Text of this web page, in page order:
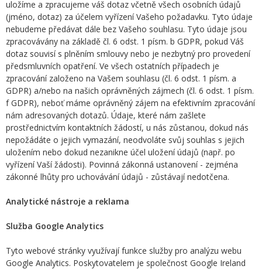
uložíme a zpracujeme váš dotaz včetně všech osobních údajů
(jméno, dotaz) za účelem vyřízení Vašeho požadavku. Tyto údaje
nebudeme předávat dále bez Vašeho souhlasu. Tyto údaje jsou
zpracovávány na základě čl. 6 odst. 1 písm. b GDPR, pokud Váš
dotaz souvisí s plněním smlouvy nebo je nezbytný pro provedení
předsmluvních opatření. Ve všech ostatních případech je
zpracování založeno na Vašem souhlasu (čl. 6 odst. 1 písm. a
GDPR) a/nebo na našich oprávněných zájmech (čl. 6 odst. 1 písm.
f GDPR), neboť máme oprávněný zájem na efektivním zpracování
nám adresovaných dotazů. Údaje, které nám zašlete
prostřednictvím kontaktních žádostí, u nás zůstanou, dokud nás
nepožádáte o jejich vymazání, neodvoláte svůj souhlas s jejich
uložením nebo dokud nezanikne účel uložení údajů (např. po
vyřízení Vaší žádosti). Povinná zákonná ustanovení - zejména
zákonné lhůty pro uchovávání údajů - zůstávají nedotčena.
Analytické nástroje a reklama
Služba Google Analytics
Tyto webové stránky využívají funkce služby pro analýzu webu
Google Analytics. Poskytovatelem je společnost Google Ireland